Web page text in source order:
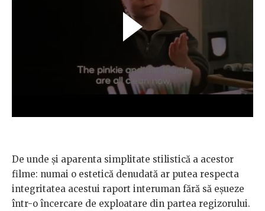
De unde și aparenta simplitate stilistică a acestor
filme: numai o estetică denudată ar putea respecta
integritatea acestui raport interuman fără să eșueze
într-o încercare de exploatare din partea regizorului.